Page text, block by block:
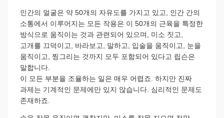
인간의 얼굴은 약 50개의 자유도를 가지고 있고, 인간 간의
소통에서 이루어지는 모든 작용은 이 50개의 근육을 특정한
방식으로 움직이는 것과 관련되어 있으며, 미소 짓고,
고개를 끄덕이고, 바라보고, 말하고, 입술을 움직이고, 눈을
움직이고, 찡그리는 것까지 모두 포함되어 있다고 립슨은
말합니다.
이 모든 부분을 조율하는 일은 매우 어렵죠. 하지만 진짜
과제는 기계적인 문제에만 있지 않습니다. 심리적인 문제도
존재하죠.